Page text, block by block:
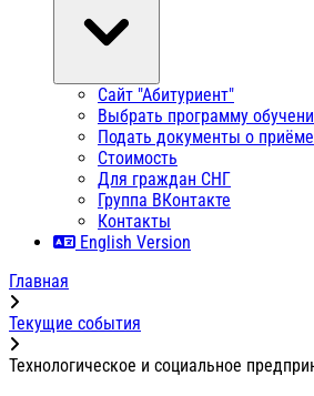
Сайт "Абитуриент"
Выбрать программу
Подать документы о приёме
Стоимость
Для граждан СНГ
Группа ВКонтакте
Контакты
English Version
Главная
Текущие события
Технологическое и социальное